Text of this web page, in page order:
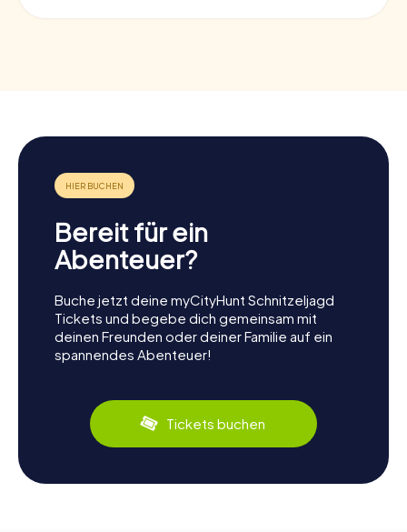
Bereit für ein
Abenteuer?
Buche jetzt deine myCityHunt Schnitzeljagd
Tickets und begebe dich gemeinsam mit
deinen Freunden oder deiner Familie auf ein
spannendes Abenteuer!
Tickets buchen